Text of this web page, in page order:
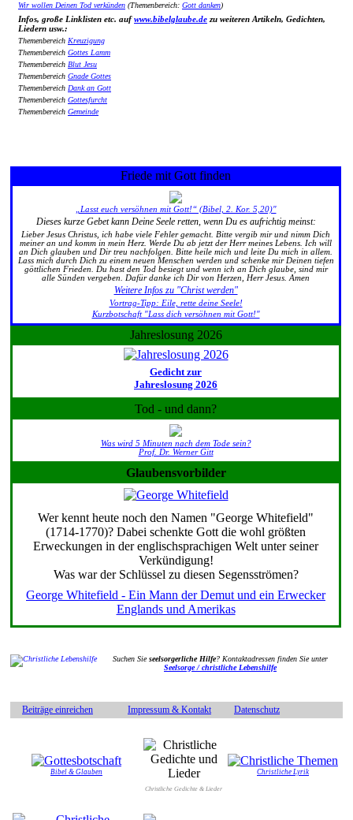
Wir wollen Deinen Tod verkünden (Themenbereich: Gott danken)
Infos, große Linklisten etc. aufwww.bibelglaube.de zu weiteren Artikeln, Gedichten,
Liedern usw.:
Themenbereich Kreuzigung
Themenbereich Gottes Lamm
Themenbereich Blut Jesu
Themenbereich Gnade Gottes
Themenbereich Dank an Gott
Themenbereich Gottesfurcht
Themenbereich Gemeinde
Friede mit Gott finden
„Lasst euch versöhnen mit Gott!“ (Bibel, 2. Kor. 5,20)"
Dieses kurze Gebet kann Deine Seele retten, wenn Du es aufrichtig meinst:
Lieber Jesus Christus, ich habe viele Fehler gemacht. Bitte vergib mir und nimm Dich
meiner an und komm in mein Herz. Werde Du ab jetzt der Herr meines Lebens. Ich will
an Dich glauben und Dir treu nachfolgen. Bitte heile mich und leite Du mich in allem.
Lass mich durch Dich zu einem neuen Menschen werden und schenke mir Deinen tiefen
göttlichen Frieden. Du hast den Tod besiegt und wenn ich an Dich glaube, sind mir
alle Sünden vergeben. Dafür danke ich Dir von Herzen, Herr Jesus. Amen
Weitere Infos zu "Christ werden"
Vortrag-Tipp: Eile, rette deine Seele!
Kurzbotschaft "Lass dich versöhnen mit Gott!"
Jahreslosung 2026
Gedicht zur
Jahreslosung 2026
Tod - und dann?
Was wird 5 Minuten nach dem Tode sein?
Prof. Dr. Werner Gitt
Glaubensvorbilder
Wer kennt heute noch den Namen "George Whitefield"
(1714-1770)? Dabei schenkte Gott die wohl größten
Erweckungen in der englischsprachigen Welt unter seiner
Verkündigung!
Was war der Schlüssel zu diesen Segensströmen?
George Whitefield - Ein Mann der Demut und ein Erwecker
Englands und Amerikas
Suchen Sieseelsorgerliche Hilfe? Kontaktadressen finden Sie unter
Seelsorge / christliche Lebenshilfe
Beiträge einreichen Impressum & Kontakt Datenschutz
Bibel & Glauben
Christliche Gedichte & Lieder
Christliche Lyrik